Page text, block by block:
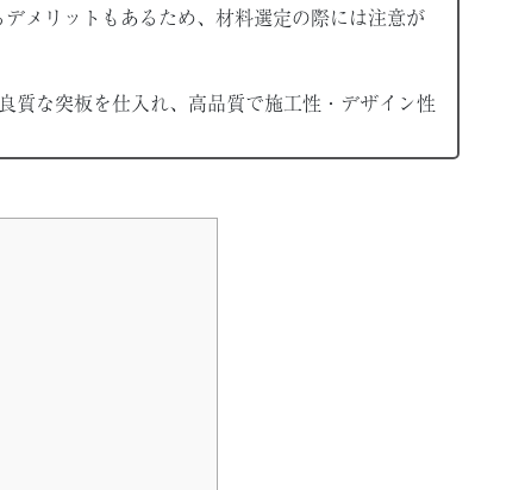
メリットもあるため、材料選定の際には注意が
な突板を仕入れ、高品質で施工性・デザイン性